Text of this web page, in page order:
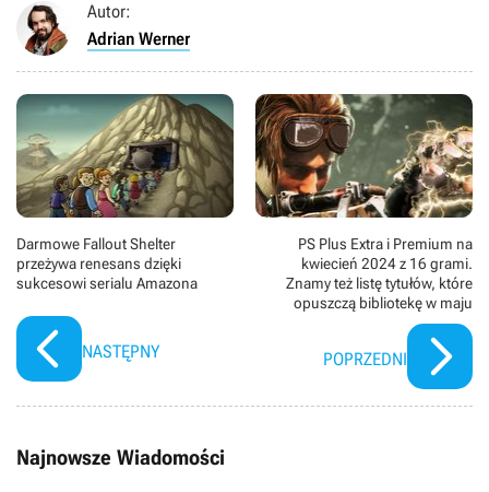
Autor:
Adrian Werner
Darmowe Fallout Shelter
przeżywa renesans dzięki
sukcesowi serialu Amazona
NASTĘPNY
PS Plus Extra i Premium na
kwiecień 2024 z 16 grami.
Znamy też listę tytułów, które
opuszczą bibliotekę w maju
POPRZEDNI
Najnowsze Wiadomości